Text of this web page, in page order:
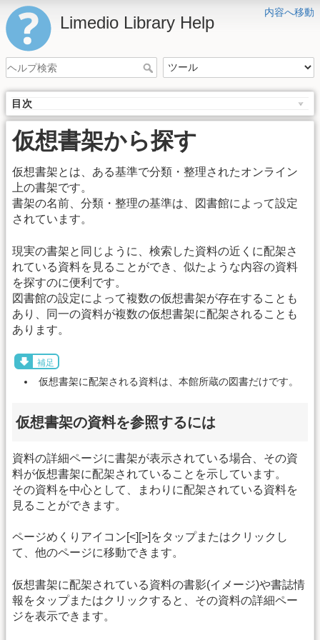
内容へ移動
Limedio Library Help
目次
仮想書架から探す
仮想書架とは、ある基準で分類・整理されたオンライン
上の書架です。
書架の名前、分類・整理の基準は、図書館によって設定
されています。
現実の書架と同じように、検索した資料の近くに配架さ
れている資料を見ることができ、似たような内容の資料
を探すのに便利です。
図書館の設定によって複数の仮想書架が存在することも
あり、同一の資料が複数の仮想書架に配架されることも
あります。
補足
仮想書架に配架される資料は、本館所蔵の図書だけです。
仮想書架の資料を参照するには
資料の詳細ページに書架が表示されている場合、その資
料が仮想書架に配架されていることを示しています。
その資料を中心として、まわりに配架されている資料を
見ることができます。
ページめくりアイコン[<][>]をタップまたはクリックし
て、他のページに移動できます。
仮想書架に配架されている資料の書影(イメージ)や書誌情
報をタップまたはクリックすると、その資料の詳細ペー
ジを表示できます。